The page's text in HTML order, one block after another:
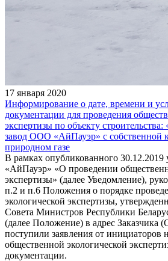
17 января 2020
Информирование о дате, времени и
документации для проведения
экспертизы по объекту
завод ООО «АйПауэр» с собственной
природном газе
В рамках опубликованного
«АйПауэр» «О проведении
экспертизы» (далее Уведомление),
п.2 и п.6 Положения о порядке
экологической экспертизы,
Совета Министров Республики
(далее Положение) в адрес
поступили заявления от инициаторов
общественной экологической
документации.